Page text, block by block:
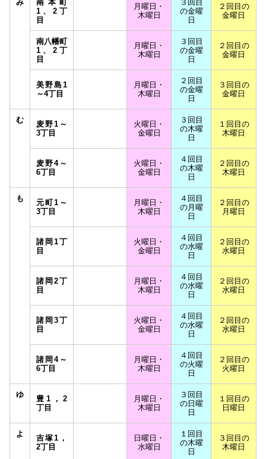
み
南本町
1、2丁
目
月曜日・
木曜日
３回目
の金曜
日
２回目の
金曜日
南八幡町
1、2丁
目
月曜日・
木曜日
３回目
の金曜
日
２回目の
金曜日
美野島1
～4丁目
月曜日・
木曜日
２回目
の金曜
日
３回目の
金曜日
む
麦野1～
3丁目
火曜日・
金曜日
３回目
の木曜
日
１回目の
木曜日
麦野4～
6丁目
火曜日・
金曜日
４回目
の木曜
日
２回目の
木曜日
も
元町1～
3丁目
月曜日・
木曜日
４回目
の月曜
日
２回目の
月曜日
諸岡1丁
目
火曜日・
金曜日
４回目
の水曜
日
２回目の
水曜日
諸岡2丁
目
月曜日・
木曜日
４回目
の水曜
日
２回目の
水曜日
諸岡3丁
目
火曜日・
金曜日
４回目
の水曜
日
２回目の
水曜日
諸岡4～
6丁目
月曜日・
木曜日
４回目
の火曜
日
２回目の
火曜日
ゆ
豊1，2
丁目
月曜日・
木曜日
３回目
の日曜
日
１回目の
日曜日
よ
吉塚1，
2丁目
日曜日・
水曜日
１回目
の木曜
日
３回目の
木曜日